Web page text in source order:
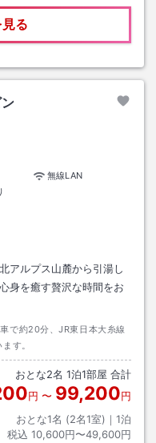
る
無線LAN
アルプス山麓から引湯し
身を癒す贅沢な時間をお
で約20分、JR東日本大糸線
す。
おとな2名 1泊1部屋 合計
円 〜 99,200円
おとな1名 (2名1室)｜ 1泊
税込 10,600円〜49,600円